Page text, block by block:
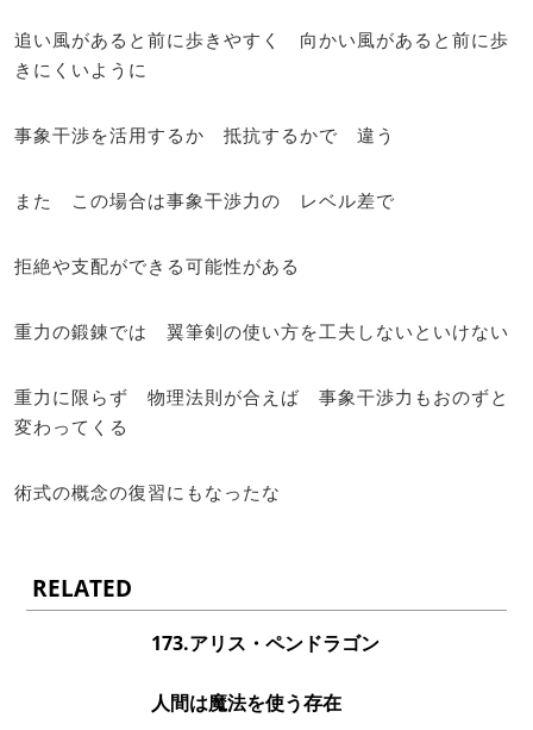
追い風があると前に歩きやすく 向かい風があると前に歩
きにくいように
事象干渉を活用するか 抵抗するかで 違う
また この場合は事象干渉力の レベル差で
拒絶や支配ができる可能性がある
重力の鍛錬では 翼筆剣の使い方を工夫しないといけない
重力に限らず 物理法則が合えば 事象干渉力もおのずと
変わってくる
術式の概念の復習にもなったな
RELATED
173.アリス・ペンドラゴン
人間は魔法を使う存在